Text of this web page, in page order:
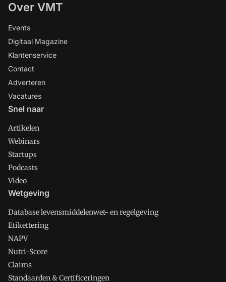
Over VMT
Events
Digitaal Magazine
Klantenservice
Contact
Adverteren
Vacatures
Snel naar
Artikelen
Webinars
Startups
Podcasts
Video
Wetgeving
Database levensmiddelenwet- en regelgeving
Etikettering
NAPV
Nutri-Score
Claims
Standaarden & Certificeringen